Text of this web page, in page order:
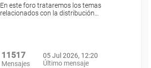
En este foro trataremos los temas
relacionados con la distribución…
11517
Mensajes
05 Jul 2026, 12:20
Último mensaje